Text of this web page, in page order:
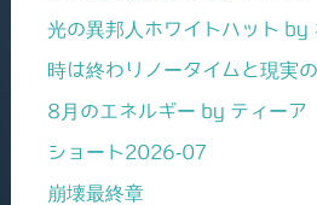
光の異邦人ホワイトハット by
時は終わりノータイムと現実
8月のエネルギー by ティーア
ショート2026-07
崩壊最終章